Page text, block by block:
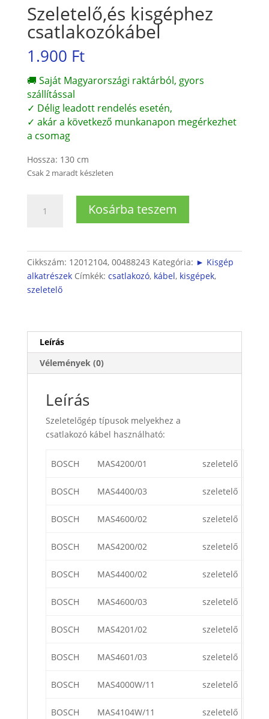
Szeletelő,és kisgéphez
csatlakozókábel
1.900 Ft
🚚 Saját Magyarországi raktárból, gyors
szállítással
✓ Délig leadott rendelés esetén,
✓ akár a következő munkanapon megérkezhet
a csomag
Hossza: 130 cm
Csak 2 maradt készleten
kisgéphez
Kosárba teszem
Cikkszám: 12012104, 00488243 Kategória: ► Kisgép
alkatrészek Címkék: csatlakozó, kábel, kisgépek,
szeletelő
Leírás
Vélemények (0)
Leírás
Szeletelőgép típusok melyekhez a
csatlakozó kábel használható:
BOSCH MAS4200/01 szeletelő
BOSCH MAS4400/03 szeletelő
BOSCH MAS4600/02 szeletelő
BOSCH MAS4200/02 szeletelő
BOSCH MAS4400/02 szeletelő
BOSCH MAS4600/03 szeletelő
BOSCH MAS4201/02 szeletelő
BOSCH MAS4601/03 szeletelő
BOSCH MAS4000W/11 szeletelő
BOSCH MAS4104W/11 szeletelő